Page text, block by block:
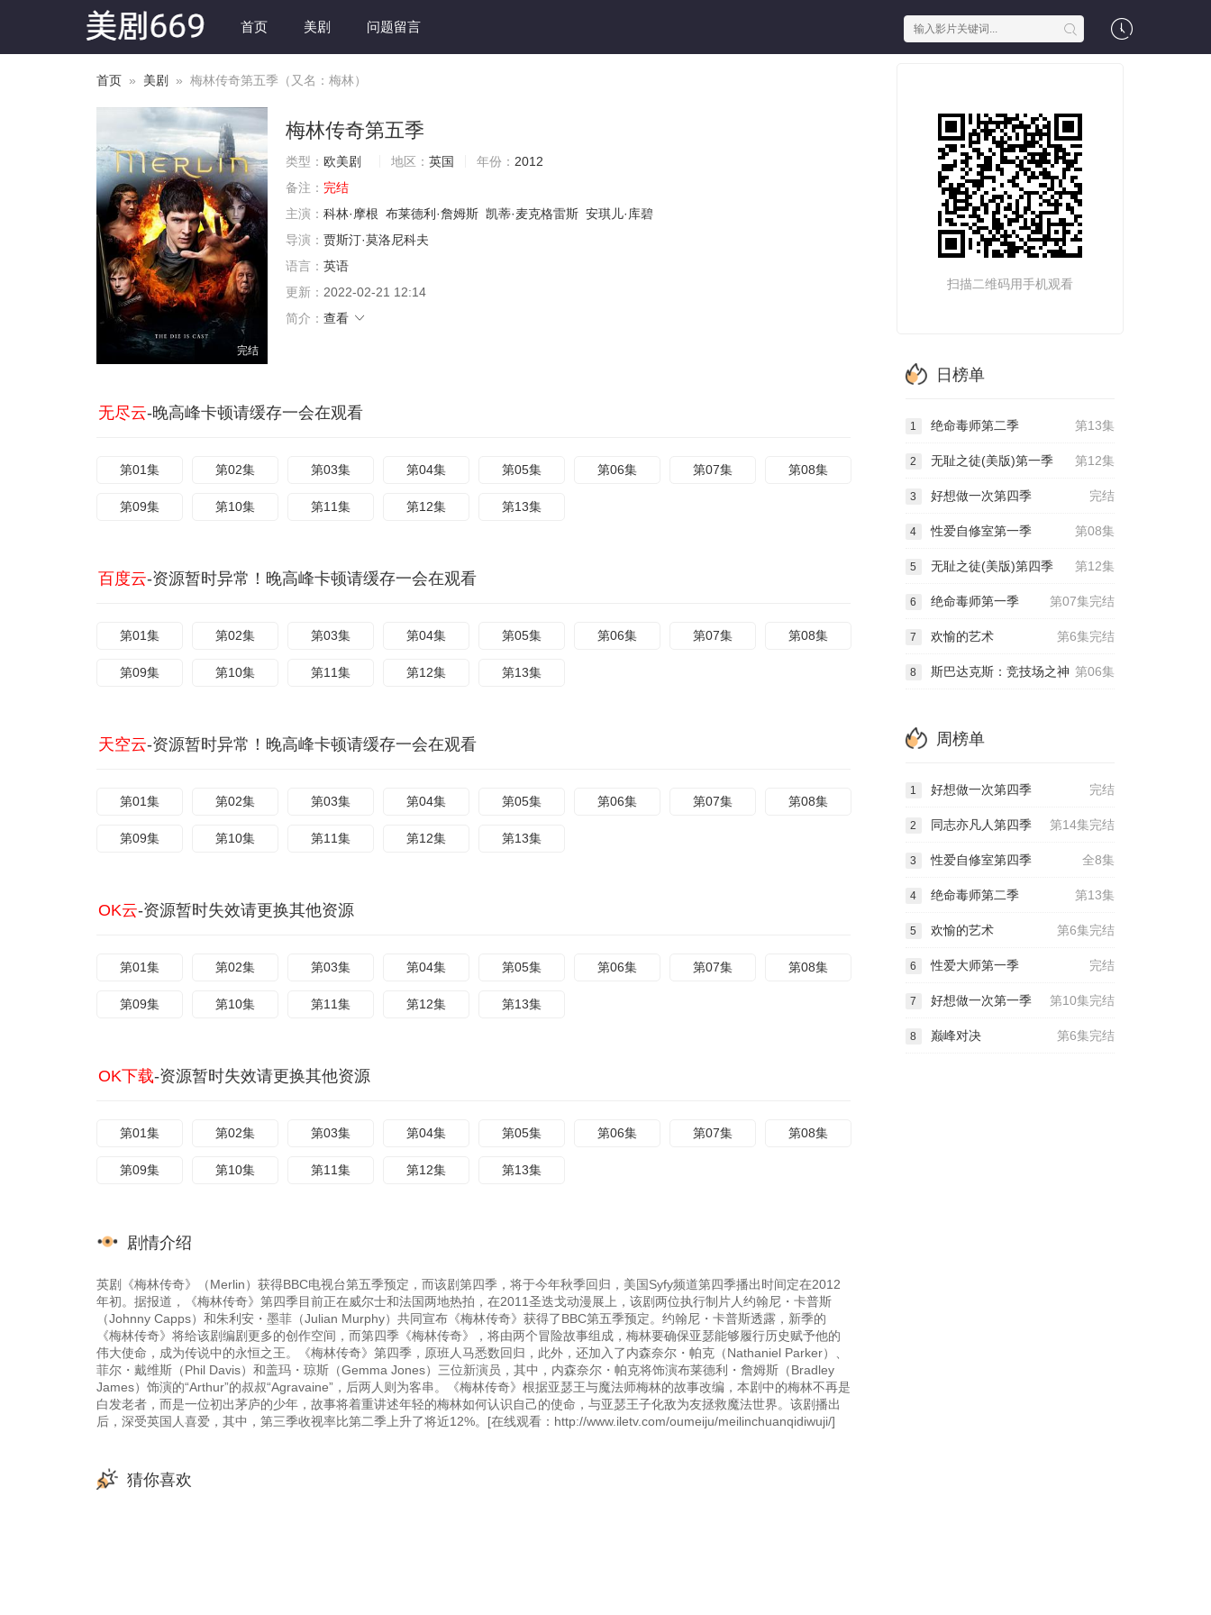
首页 美剧 问题留言
首页 » 美剧 » 梅林传奇第五季（又名：梅林）
完结
梅林传奇第五季
类型： 欧美剧 地区： 英国 年份： 2012
备注： 完结
主演： 科林·摩根 布莱德利·詹姆斯 凯蒂·麦克格雷斯 安琪儿·库碧
导演： 贾斯汀·莫洛尼科夫
语言： 英语
更新： 2022-02-21 12:14
简介： 查看
无尽云-晚高峰卡顿请缓存一会在观看
第01集 第02集 第03集 第04集 第05集 第06集 第07集 第08集
第09集 第10集 第11集 第12集 第13集
百度云-资源暂时异常！晚高峰卡顿请缓存一会在观看
第01集 第02集 第03集 第04集 第05集 第06集 第07集 第08集
第09集 第10集 第11集 第12集 第13集
天空云-资源暂时异常！晚高峰卡顿请缓存一会在观看
第01集 第02集 第03集 第04集 第05集 第06集 第07集 第08集
第09集 第10集 第11集 第12集 第13集
OK云-资源暂时失效请更换其他资源
第01集 第02集 第03集 第04集 第05集 第06集 第07集 第08集
第09集 第10集 第11集 第12集 第13集
OK下载-资源暂时失效请更换其他资源
第01集 第02集 第03集 第04集 第05集 第06集 第07集 第08集
第09集 第10集 第11集 第12集 第13集
剧情介绍
英剧《梅林传奇》（Merlin）获得BBC电视台第五季预定，而该剧第四季，将于今年秋季回归，美国Syfy频道第四季播出时间定在2012
年初。据报道，《梅林传奇》第四季目前正在威尔士和法国两地热拍，在2011圣迭戈动漫展上，该剧两位执行制片人约翰尼・卡普斯
（Johnny Capps）和朱利安・墨菲（Julian Murphy）共同宣布《梅林传奇》获得了BBC第五季预定。约翰尼・卡普斯透露，新季的
《梅林传奇》将给该剧编剧更多的创作空间，而第四季《梅林传奇》，将由两个冒险故事组成，梅林要确保亚瑟能够履行历史赋予他的
伟大使命，成为传说中的永恒之王。《梅林传奇》第四季，原班人马悉数回归，此外，还加入了内森奈尔・帕克（Nathaniel Parker）、
菲尔・戴维斯（Phil Davis）和盖玛・琼斯（Gemma Jones）三位新演员，其中，内森奈尔・帕克将饰演布莱德利・詹姆斯（Bradley
James）饰演的“Arthur”的叔叔“Agravaine”，后两人则为客串。《梅林传奇》根据亚瑟王与魔法师梅林的故事改编，本剧中的梅林不再是
白发老者，而是一位初出茅庐的少年，故事将着重讲述年轻的梅林如何认识自己的使命，与亚瑟王子化敌为友拯救魔法世界。该剧播出
后，深受英国人喜爱，其中，第三季收视率比第二季上升了将近12%。[在线观看：http://www.iletv.com/oumeiju/meilinchuanqidiwuji/]
猜你喜欢
扫描二维码用手机观看
日榜单
第13集
1 绝命毒师第二季
第12集
2 无耻之徒(美版)第一季
完结
3 好想做一次第四季
第08集
4 性爱自修室第一季
第12集
5 无耻之徒(美版)第四季
第07集完结
6 绝命毒师第一季
第6集完结
7 欢愉的艺术
第06集
8 斯巴达克斯：竞技场之神
周榜单
完结
1 好想做一次第四季
第14集完结
2 同志亦凡人第四季
全8集
3 性爱自修室第四季
第13集
4 绝命毒师第二季
第6集完结
5 欢愉的艺术
完结
6 性爱大师第一季
第10集完结
7 好想做一次第一季
第6集完结
8 巅峰对决